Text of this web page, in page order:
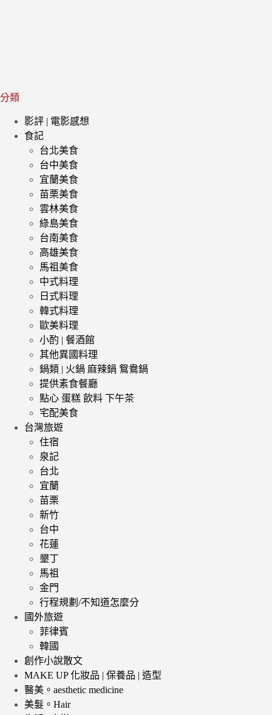
分類
影評 | 電影感想
食記
台北美食
台中美食
宜蘭美食
苗栗美食
雲林美食
綠島美食
台南美食
高雄美食
馬祖美食
中式料理
日式料理
韓式料理
歐美料理
小酌 | 餐酒館
其他異國料理
鍋類 | 火鍋 麻辣鍋 鴛鴦鍋
提供素食餐廳
點心 蛋糕 飲料 下午茶
宅配美食
台灣旅遊
住宿
泉記
台北
宜蘭
苗栗
新竹
台中
花蓮
墾丁
馬祖
金門
行程規劃/不知道怎麼分
國外旅遊
菲律賓
韓國
創作小說散文
MAKE UP 化妝品 | 保養品 | 造型
醫美。aesthetic medicine
美髮。Hair